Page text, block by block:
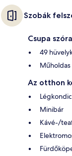
Szobák
Csupa
49
Az otthon
Minibár
Kávé-/